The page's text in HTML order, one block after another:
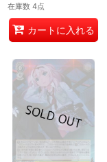
在庫数 4点
カートに入れる